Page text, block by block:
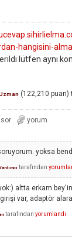
hangisini-
lütfen aynı
(122,210 puan)
yoksa
tarafından
altta erkam
var, adaptör
tarafından yorumlandı